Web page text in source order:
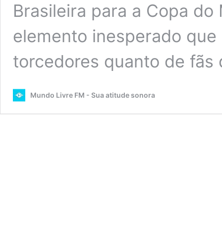
Brasileira para a Copa
elemento inesperado
torcedores quanto de
Mundo Livre FM - Sua atitude sonora